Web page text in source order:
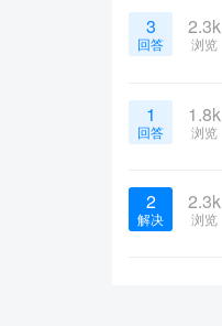
3
回答
2.3k
浏览
1
回答
1.8k
浏览
2
解决
2.3k
浏览